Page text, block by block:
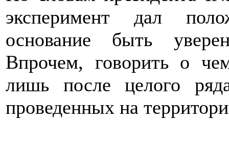
эксперимент дал
основание быть
Впрочем, говорить о
лишь после целого
проведенных на